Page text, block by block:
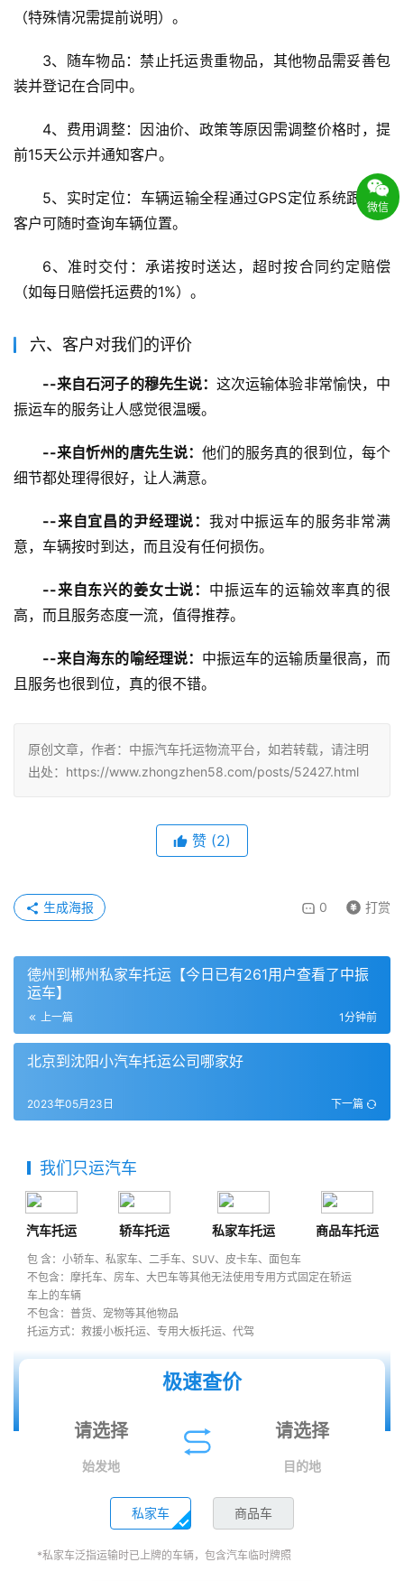
（特殊情况需提前说明）。
3、随车物品：禁止托运贵重物品，其他物品需妥善包
装并登记在合同中。
4、费用调整：因油价、政策等原因需调整价格时，提
前15天公示并通知客户。
5、实时定位：车辆运输全程通过GPS定位系统跟踪，
客户可随时查询车辆位置。
6、准时交付：承诺按时送达，超时按合同约定赔偿
（如每日赔偿托运费的1%）。
六、客户对我们的评价
--来自石河子的穆先生说：这次运输体验非常愉快，中
振运车的服务让人感觉很温暖。
--来自忻州的唐先生说： 他们的服务真的很到位，每个
细节都处理得很好，让人满意。
--来自宜昌的尹经理说： 我对中振运车的服务非常满
意，车辆按时到达，而且没有任何损伤。
--来自东兴的姜女士说： 中振运车的运输效率真的很
高，而且服务态度一流，值得推荐。
--来自海东的喻经理说： 中振运车的运输质量很高，而
且服务也很到位，真的很不错。
原创文章，作者：中振汽车托运物流平台，如若转载，请注明
出处：https://www.zhongzhen58.com/posts/52427.html
赞 (2)
0 打赏
生成海报
德州到郴州私家车托运【今日已有261用户查看了中振
运车】
上一篇 1分钟前
北京到沈阳小汽车托运公司哪家好
下一篇
2023年05月23日
我们只运汽车
汽车托运 轿车托运 私家车托运 商品车托运
包 含：小轿车、私家车、二手车、SUV、皮卡车、面包车
不包含：摩托车、房车、大巴车等其他无法使用专用方式固定在轿运
车上的车辆
不包含：普货、宠物等其他物品
托运方式：救援小板托运、专用大板托运、代驾
极速查价
始发地 目的地
私家车 商品车
*私家车泛指运输时已上牌的车辆，包含汽车临时牌照
微信